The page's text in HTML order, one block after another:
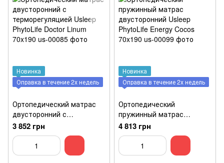
Новинка
Оправка в течение 2х недель
Ортопедический матрас
двусторонний с
терморегуляцией Usleep
PhytoLife Doctor Linum
70x190
3 852 грн
Новинка
Оправка в течение 2х недель
Ортопедический
пружинный матрас
двусторонний Usleep
PhytoLife Energy Cocos
70x190
4 813 грн